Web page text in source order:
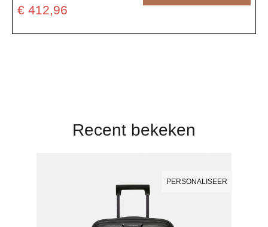
€ 412,96
Recent bekeken
PERSONALISEER